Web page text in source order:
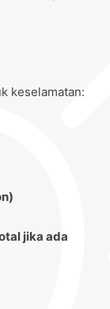
keselamatan:
jika ada